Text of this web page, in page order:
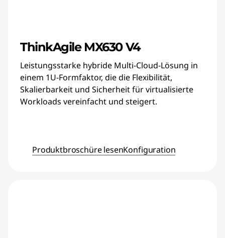
ThinkAgile MX630 V4
Leistungsstarke hybride Multi-Cloud-Lösung in
einem 1U-Formfaktor, die die Flexibilität,
Skalierbarkeit und Sicherheit für virtualisierte
Workloads vereinfacht und steigert.
Produktbroschüre lesenKonfiguration